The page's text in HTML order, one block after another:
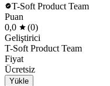
T-Soft Product Team
Puan
0,0
(0)
Geliştirici
T-Soft Product Team
Fiyat
Ücretsiz
Yükle